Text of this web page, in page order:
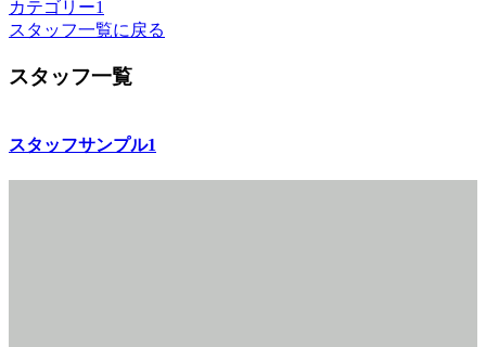
カテゴリー1
スタッフ一覧に戻る
スタッフ一覧
スタッフサンプル1